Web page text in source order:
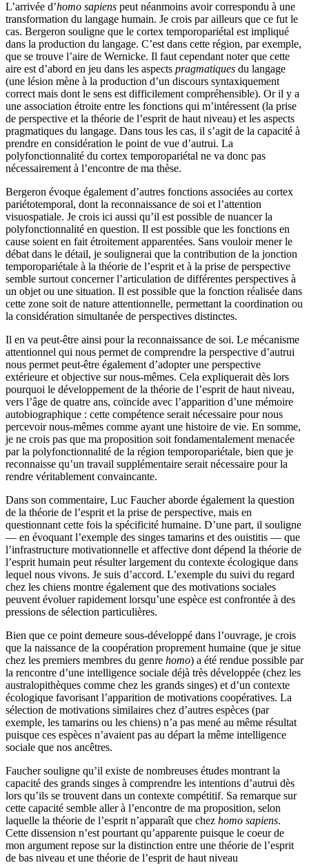
L’arrivée d’homo sapiens peut néanmoins avoir correspondu à une
transformation du langage humain. Je crois par ailleurs que ce fut le
cas. Bergeron souligne que le cortex temporopariétal est impliqué
dans la production du langage. C’est dans cette région, par exemple,
que se trouve l’aire de Wernicke. Il faut cependant noter que cette
aire est d’abord en jeu dans les aspects pragmatiques du langage
(une lésion mène à la production d’un discours syntaxiquement
correct mais dont le sens est difficilement compréhensible). Or il y a
une association étroite entre les fonctions qui m’intéressent (la prise
de perspective et la théorie de l’esprit de haut niveau) et les aspects
pragmatiques du langage. Dans tous les cas, il s’agit de la capacité à
prendre en considération le point de vue d’autrui. La
polyfonctionnalité du cortex temporopariétal ne va donc pas
nécessairement à l’encontre de ma thèse.
Bergeron évoque également d’autres fonctions associées au cortex
pariétotemporal, dont la reconnaissance de soi et l’attention
visuospatiale. Je crois ici aussi qu’il est possible de nuancer la
polyfonctionnalité en question. Il est possible que les fonctions en
cause soient en fait étroitement apparentées. Sans vouloir mener le
débat dans le détail, je soulignerai que la contribution de la jonction
temporopariétale à la théorie de l’esprit et à la prise de perspective
semble surtout concerner l’articulation de différentes perspectives à
un objet ou une situation. Il est possible que la fonction réalisée dans
cette zone soit de nature attentionnelle, permettant la coordination ou
la considération simultanée de perspectives distinctes.
Il en va peut-être ainsi pour la reconnaissance de soi. Le mécanisme
attentionnel qui nous permet de comprendre la perspective d’autrui
nous permet peut-être également d’adopter une perspective
extérieure et objective sur nous-mêmes. Cela expliquerait dès lors
pourquoi le développement de la théorie de l’esprit de haut niveau,
vers l’âge de quatre ans, coïncide avec l’apparition d’une mémoire
autobiographique : cette compétence serait nécessaire pour nous
percevoir nous-mêmes comme ayant une histoire de vie. En somme,
je ne crois pas que ma proposition soit fondamentalement menacée
par la polyfonctionnalité de la région temporopariétale, bien que je
reconnaisse qu’un travail supplémentaire serait nécessaire pour la
rendre véritablement convaincante.
Dans son commentaire, Luc Faucher aborde également la question
de la théorie de l’esprit et la prise de perspective, mais en
questionnant cette fois la spécificité humaine. D’une part, il souligne
— en évoquant l’exemple des singes tamarins et des ouistitis — que
l’infrastructure motivationnelle et affective dont dépend la théorie de
l’esprit humain peut résulter largement du contexte écologique dans
lequel nous vivons. Je suis d’accord. L’exemple du suivi du regard
chez les chiens montre également que des motivations sociales
peuvent évoluer rapidement lorsqu’une espèce est confrontée à des
pressions de sélection particulières.
Bien que ce point demeure sous-développé dans l’ouvrage, je crois
que la naissance de la coopération proprement humaine (que je situe
chez les premiers membres du genre homo) a été rendue possible par
la rencontre d’une intelligence sociale déjà très développée (chez les
australopithèques comme chez les grands singes) et d’un contexte
écologique favorisant l’apparition de motivations coopératives. La
sélection de motivations similaires chez d’autres espèces (par
exemple, les tamarins ou les chiens) n’a pas mené au même résultat
puisque ces espèces n’avaient pas au départ la même intelligence
sociale que nos ancêtres.
Faucher souligne qu’il existe de nombreuses études montrant la
capacité des grands singes à comprendre les intentions d’autrui dès
lors qu’ils se trouvent dans un contexte compétitif. Sa remarque sur
cette capacité semble aller à l’encontre de ma proposition, selon
laquelle la théorie de l’esprit n’apparaît que chez homo sapiens.
Cette dissension n’est pourtant qu’apparente puisque le coeur de
mon argument repose sur la distinction entre une théorie de l’esprit
de bas niveau et une théorie de l’esprit de haut niveau